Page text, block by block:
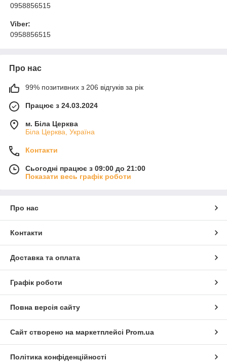
0958856515
Viber:
0958856515
Про нас
99% позитивних з 206 відгуків за рік
Працює з 24.03.2024
м. Біла Церква
Біла Церква, Україна
Контакти
Сьогодні працює з 09:00 до 21:00
Показати весь графік роботи
Про нас
Контакти
Доставка та оплата
Графік роботи
Повна версія сайту
Сайт створено на маркетплейсі Prom.ua
Політика конфіденційності